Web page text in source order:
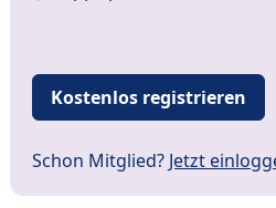
Kostenlos registrieren
Schon Mitglied? Jetzt